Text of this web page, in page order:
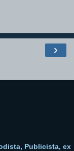
›
Publicista, ex